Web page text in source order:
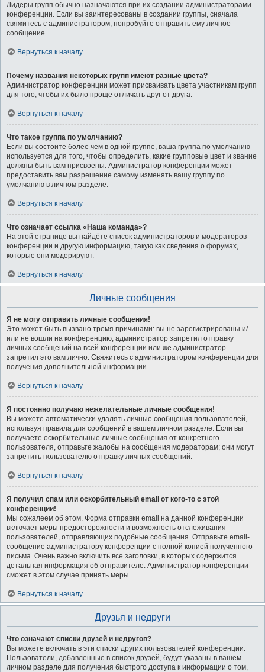
Лидеры групп обычно назначаются при их создании администраторами
конференции. Если вы заинтересованы в создании группы, сначала
свяжитесь с администратором; попробуйте отправить ему личное
сообщение.
Вернуться к началу
Почему названия некоторых групп имеют разные цвета?
Администратор конференции может присваивать цвета участникам групп
для того, чтобы их было проще отличать друг от друга.
Вернуться к началу
Что такое группа по умолчанию?
Если вы состоите более чем в одной группе, ваша группа по умолчанию
используется для того, чтобы определить, какие групповые цвет и звание
должны быть вам присвоены. Администратор конференции может
предоставить вам разрешение самому изменять вашу группу по
умолчанию в личном разделе.
Вернуться к началу
Что означает ссылка «Наша команда»?
На этой странице вы найдёте список администраторов и модераторов
конференции и другую информацию, такую как сведения о форумах,
которые они модерируют.
Вернуться к началу
Личные сообщения
Я не могу отправить личные сообщения!
Это может быть вызвано тремя причинами: вы не зарегистрированы и/
или не вошли на конференцию, администратор запретил отправку
личных сообщений на всей конференции или же администратор
запретил это вам лично. Свяжитесь с администратором конференции для
получения дополнительной информации.
Вернуться к началу
Я постоянно получаю нежелательные личные сообщения!
Вы можете автоматически удалять личные сообщения пользователей,
используя правила для сообщений в вашем личном разделе. Если вы
получаете оскорбительные личные сообщения от конкретного
пользователя, отправьте жалобы на сообщения модераторам; они могут
запретить пользователю отправку личных сообщений.
Вернуться к началу
Я получил спам или оскорбительный email от кого-то с этой
конференции!
Мы сожалеем об этом. Форма отправки email на данной конференции
включает меры предосторожности и возможность отслеживания
пользователей, отправляющих подобные сообщения. Отправьте email-
сообщение администратору конференции с полной копией полученного
письма. Очень важно включить все заголовки, в которых содержится
детальная информация об отправителе. Администратор конференции
сможет в этом случае принять меры.
Вернуться к началу
Друзья и недруги
Что означают списки друзей и недругов?
Вы можете включать в эти списки других пользователей конференции.
Пользователи, добавленные в список друзей, будут указаны в вашем
личном разделе для получения быстрого доступа к информации о том,